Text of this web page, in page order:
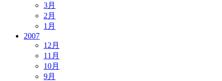
3月
2月
1月
2007
12月
11月
10月
9月